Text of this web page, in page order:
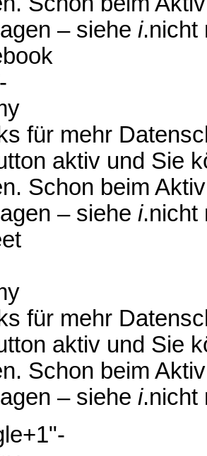
– siehe i.nicht
für mehr
aktiv und Sie
Schon beim
– siehe i.nicht
für mehr
aktiv und Sie
Schon beim
– siehe i.nicht